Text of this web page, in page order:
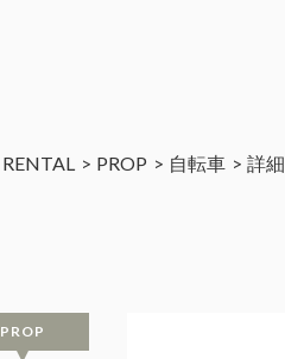
RENTAL PROP 自転車 詳細
PROP